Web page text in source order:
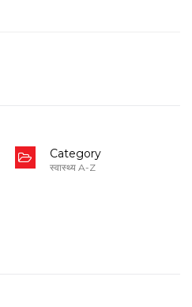
Category
स्वास्थ्य A-Z